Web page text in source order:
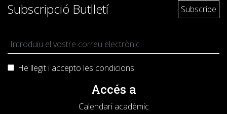
Subscripció Butlletí
He llegit i accepto les condicions
Accés a
Calendari acadèmic